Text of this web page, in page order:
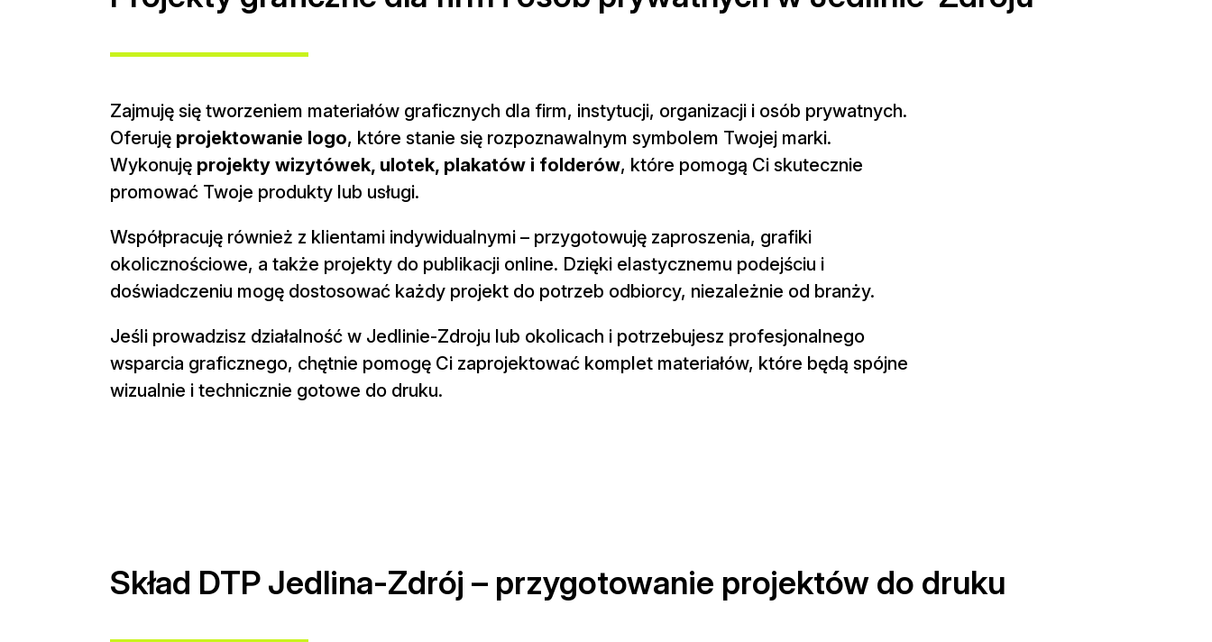
Zajmuję się tworzeniem materiałów graficznych dla firm, instytucji, organizacji i osób prywatnych.
Oferuję projektowanie logo, które stanie się rozpoznawalnym symbolem Twojej marki.
Wykonuję projekty wizytówek, ulotek, plakatów i folderów, które pomogą Ci skutecznie
promować Twoje produkty lub usługi.
Współpracuję również z klientami indywidualnymi – przygotowuję zaproszenia, grafiki
okolicznościowe, a także projekty do publikacji online. Dzięki elastycznemu podejściu i
doświadczeniu mogę dostosować każdy projekt do potrzeb odbiorcy, niezależnie od branży.
Jeśli prowadzisz działalność w Jedlinie-Zdroju lub okolicach i potrzebujesz profesjonalnego
wsparcia graficznego, chętnie pomogę Ci zaprojektować komplet materiałów, które będą spójne
wizualnie i technicznie gotowe do druku.
Skład DTP Jedlina-Zdrój – przygotowanie projektów do druku